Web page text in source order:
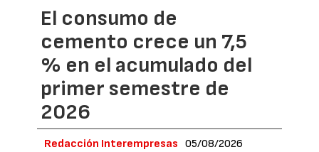
El consumo de
cemento crece un 7,5
% en el acumulado del
primer semestre de
2026
Redacción Interempresas 05/08/2026